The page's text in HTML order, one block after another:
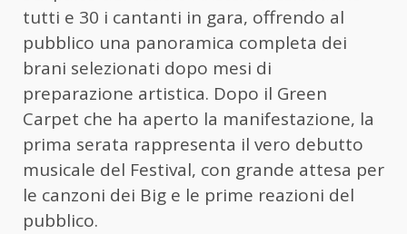
tutti e 30 i cantanti in gara, offrendo al
pubblico una panoramica completa dei
brani selezionati dopo mesi di
preparazione artistica. Dopo il Green
Carpet che ha aperto la manifestazione, la
prima serata rappresenta il vero debutto
musicale del Festival, con grande attesa per
le canzoni dei Big e le prime reazioni del
pubblico.